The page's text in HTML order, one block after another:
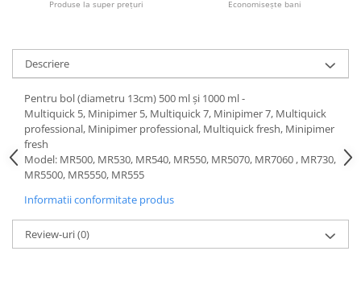
Telefoane Mobile & accesorii
Wearable & Gadgeturi
Electrocasnice & Climatizare
Accesorii si piese masini spalat
rufe si uscatoare
Accesorii si piese masini spalat
vase
Aparate Frigorifice
Aparate Racire Aer
Aragaze si cuptoare cu microunde
Produse la super prețuri Economisește bani
Descriere
Pentru bol (diametru 13cm) 500 ml și 1000 ml -
Multiquick 5, Minipimer 5, Multiquick 7, Minipimer 7, Multiquick
professional, Minipimer professional, Multiquick fresh, Minipimer
fresh
Model: MR500, MR530, MR540, MR550, MR5070, MR7060 , MR730,
MR5500, MR5550, MR555
Informatii conformitate produs
Review-uri(0)